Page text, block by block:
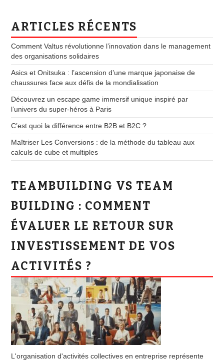
ARTICLES RÉCENTS
Comment Valtus révolutionne l’innovation dans le management
des organisations solidaires
Asics et Onitsuka : l’ascension d’une marque japonaise de
chaussures face aux défis de la mondialisation
Découvrez un escape game immersif unique inspiré par
l’univers du super-héros à Paris
C’est quoi la différence entre B2B et B2C ?
Maîtriser Les Conversions : de la méthode du tableau aux
calculs de cube et multiples
TEAMBUILDING VS TEAM
BUILDING : COMMENT
ÉVALUER LE RETOUR SUR
INVESTISSEMENT DE VOS
ACTIVITÉS ?
L'organisation d'activités collectives en entreprise représente